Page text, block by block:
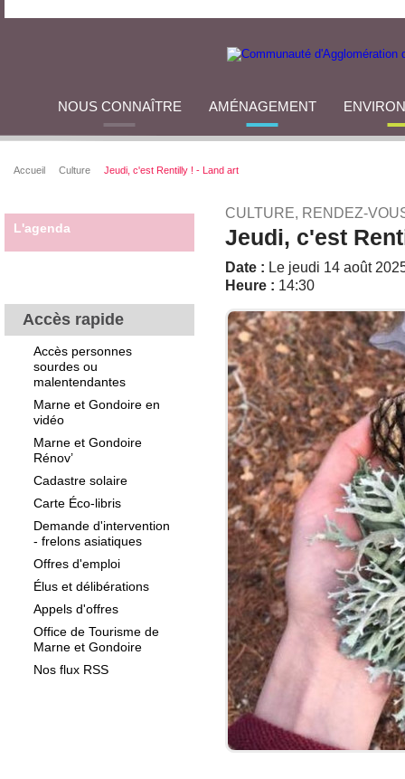
NOUS CONNAÎTRE AMÉNAGEMENT
Accueil Culture Jeudi, c'est Rentilly ! - Land art
L'agenda
Accès rapide
Accès personnes
sourdes ou
malentendantes
Marne et Gondoire en
vidéo
Marne et Gondoire
Rénov’
Cadastre solaire
Carte Éco-libris
Demande d'intervention
- frelons asiatiques
Offres d'emploi
Élus et délibérations
Appels d'offres
Office de Tourisme de
Marne et Gondoire
Nos flux RSS
CULTURE, RENDEZ-
Jeudi, c'est
Date : Le jeudi 14 août
Heure : 14:30